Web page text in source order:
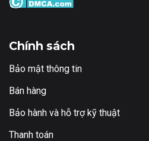
Chính sách
Bảo mật thông tin
Bán hàng
Bảo hành và hỗ trợ kỹ thuật
Thanh toán